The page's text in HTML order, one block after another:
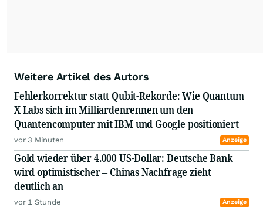
Weitere Artikel des Autors
Fehlerkorrektur statt Qubit-Rekorde: Wie Quantum
X Labs sich im Milliardenrennen um den
Quantencomputer mit IBM und Google positioniert
vor 3 Minuten Anzeige
Gold wieder über 4.000 US-Dollar: Deutsche Bank
wird optimistischer – Chinas Nachfrage zieht
deutlich an
vor 1 Stunde Anzeige